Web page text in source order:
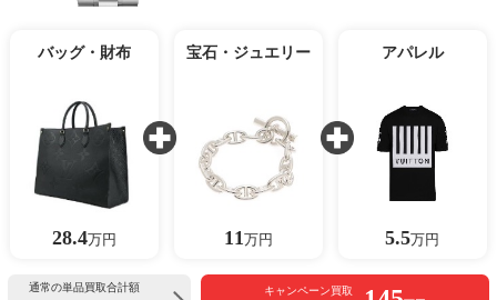
バッグ・財布
28.4万円
宝石・ジュエリー
11万円
アパレル
5.5万円
通常の単品買取合計額 キャンペーン買取